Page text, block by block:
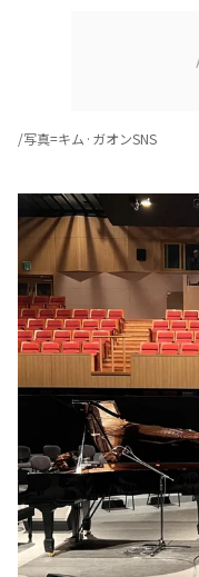
/写真=キム·ガオンSNS